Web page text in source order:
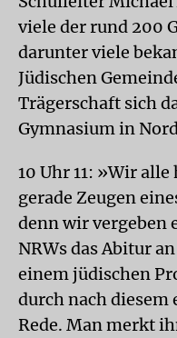
viele der rund 200
darunter viele
Jüdischen
Trägerschaft sich
Gymnasium in
10 Uhr 11: »Wir
gerade Zeugen
denn wir vergeben
NRWs das Abitur
einem jüdischen
durch nach diesem
Rede. Man merkt